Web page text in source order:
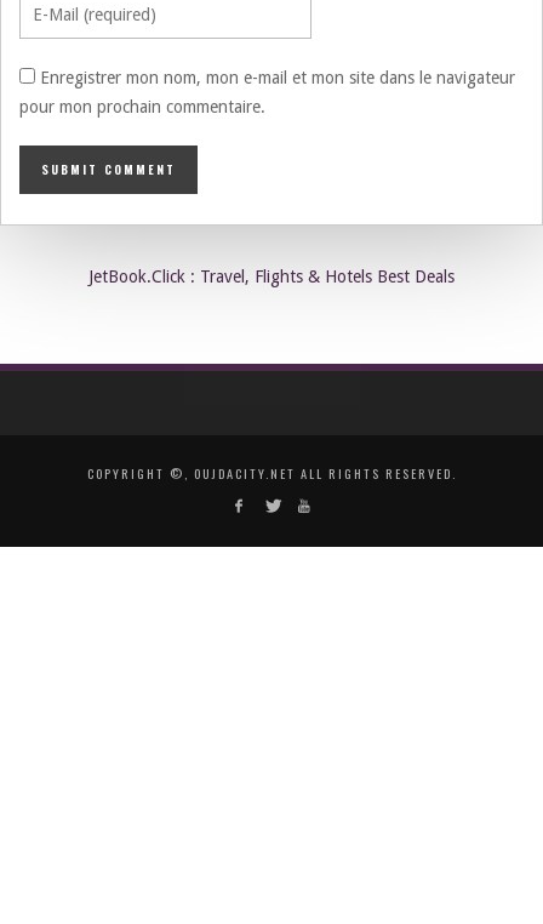
Enregistrer mon nom, mon e-mail et mon site dans le navigateur
pour mon prochain commentaire.
JetBook.Click : Travel, Flights & Hotels Best Deals
COPYRIGHT ©, OUJDACITY.NET ALL RIGHTS RESERVED.